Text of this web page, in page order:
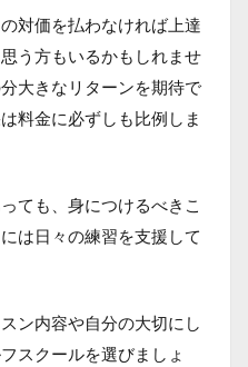
対価を払わなければ上達
う方もいるかもしれませ
大きなリターンを期待で
料金に必ずしも比例しま
ても、身につけるべきこ
は日々の練習を支援して
ン内容や自分の大切にし
スクールを選びましょ